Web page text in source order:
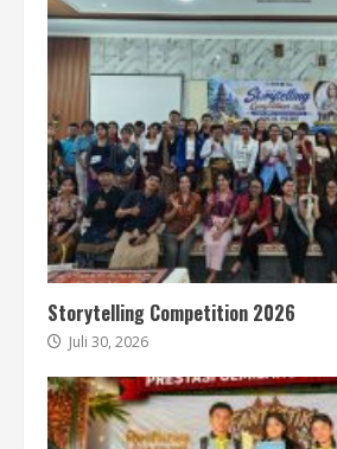
Storytelling Competition 2026
Juli 30, 2026